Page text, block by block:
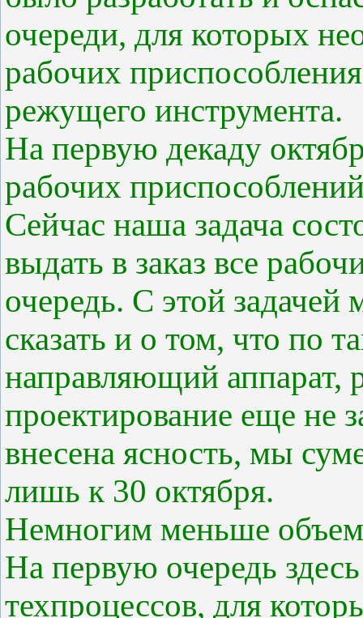
очереди, для которых
рабочих
режущего инструмента.
На первую декаду
рабочих
Сейчас наша задача
выдать в заказ все
очередь. С этой
сказать и о том, что по
направляющий аппарат,
проектирование еще не
внесена ясность, мы
лишь к 30 октября.
Немногим меньше объем
На первую очередь
техпроцессов, для